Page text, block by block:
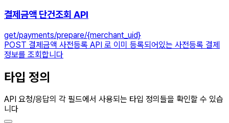
결제금액 단건조회 API
get/payments/prepare/{merchant_uid}
POST 결제금액 사전등록 API 로 이미 등록되어있는 사전등록 결제
정보를 조회합니다
타입 정의
API 요청/응답의 각 필드에서 사용되는 타입 정의들을 확인할 수 있습
니다